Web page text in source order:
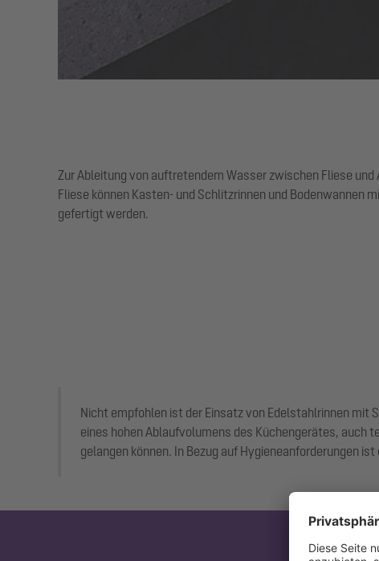
Zur Ableitung von auftretendem Wasser zwischen Fliese
Fliese können Kasten- und Schlitzrinnen und Bodenwannen
gefertigt werden.
Nicht empfohlen ist der Einsatz von Edelstahlrinnen mit
eines hohen Ablaufvolumens des Küchengerätes, auch
gelangen können. In Bezug auf Hygieneanforderungen